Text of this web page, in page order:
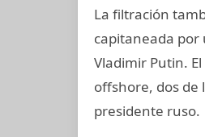
La filtración
capitaneada por
Vladimir Putin.
offshore, dos de
presidente ruso.